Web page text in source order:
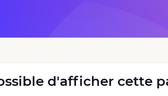
d'afficher cette